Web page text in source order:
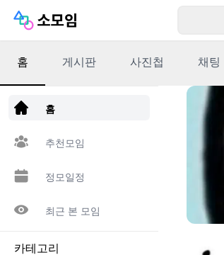
앱 다운로드
홈
추천모임
정모일정
최근 본 모임
카테고리
홈 게시판 사진첩 채팅